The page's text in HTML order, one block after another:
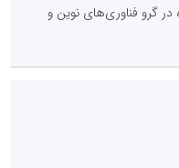
در گرو فناوری‌های نوین و